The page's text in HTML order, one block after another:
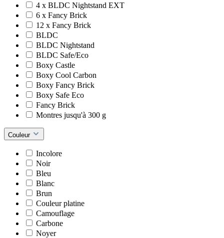
4 x BLDC Nightstand EXT
6 x Fancy Brick
12 x Fancy Brick
BLDC
BLDC Nightstand
BLDC Safe/Eco
Boxy Castle
Boxy Cool Carbon
Boxy Fancy Brick
Boxy Safe Eco
Fancy Brick
Montres jusqu'à 300 g
Couleur
Incolore
Noir
Bleu
Blanc
Brun
Couleur platine
Camouflage
Carbone
Noyer